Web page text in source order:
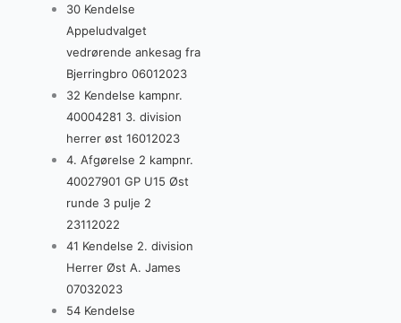
30 Kendelse
Appeludvalget
vedrørende ankesag fra
Bjerringbro 06012023
32 Kendelse kampnr.
40004281 3. division
herrer øst 16012023
4. Afgørelse 2 kampnr.
40027901 GP U15 Øst
runde 3 pulje 2
23112022
41 Kendelse 2. division
Herrer Øst A. James
07032023
54 Kendelse